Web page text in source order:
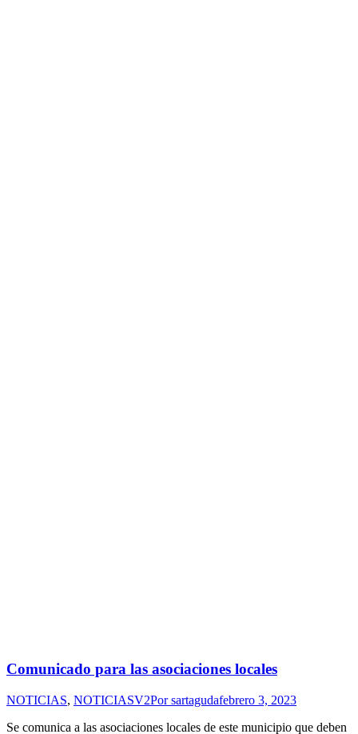
Comunicado para las asociaciones locales
NOTICIAS, NOTICIASV2Porsartagudafebrero 3, 2023
Se comunica a las asociaciones locales de este municipio que deben